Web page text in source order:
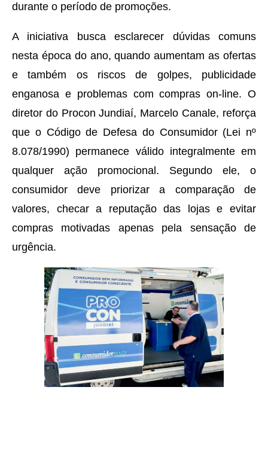
durante o período de promoções.
A iniciativa busca esclarecer dúvidas comuns
nesta época do ano, quando aumentam as ofertas
e também os riscos de golpes, publicidade
enganosa e problemas com compras on-line. O
diretor do Procon Jundiaí, Marcelo Canale, reforça
que o Código de Defesa do Consumidor (Lei nº
8.078/1990) permanece válido integralmente em
qualquer ação promocional. Segundo ele, o
consumidor deve priorizar a comparação de
valores, checar a reputação das lojas e evitar
compras motivadas apenas pela sensação de
urgência.